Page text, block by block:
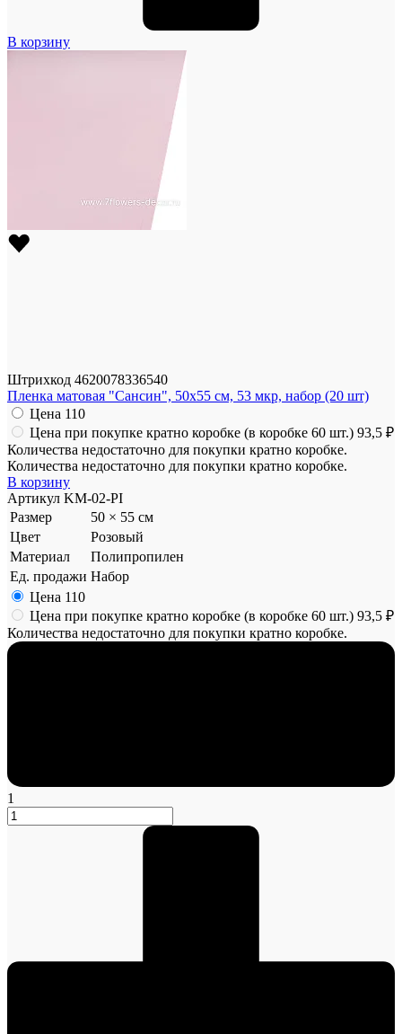
В корзину
Штрихкод 4620078336540
Пленка матовая "Сансин", 50x55 см, 53 мкр, набор (20 шт)
Цена 110
Цена при покупке кратно коробке (в коробке 60 шт.) 93,5 ₽
Количества недостаточно для покупки кратно коробке.
Количества недостаточно для покупки кратно коробке.
В корзину
Артикул KM-02-PI
Размер
50 × 55 см
Цвет
Розовый
Материал
Полипропилен
Ед. продажи Набор
Цена 110
Цена при покупке кратно коробке (в коробке 60 шт.) 93,5 ₽
Количества недостаточно для покупки кратно коробке.
1